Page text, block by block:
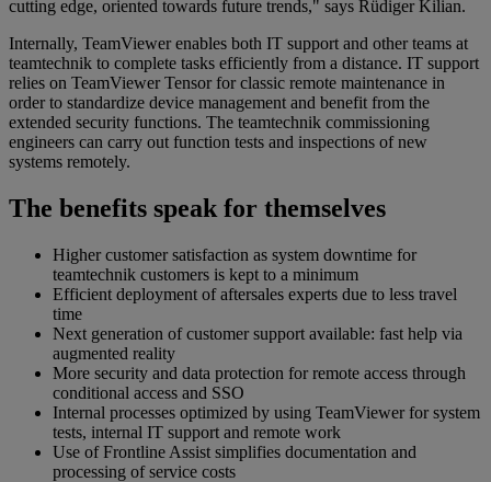
cutting edge, oriented towards future trends," says Rüdiger Kilian.
Internally, TeamViewer enables both IT support and other teams at
teamtechnik to complete tasks efficiently from a distance. IT support
relies on TeamViewer Tensor for classic remote maintenance in
order to standardize device management and benefit from the
extended security functions. The teamtechnik commissioning
engineers can carry out function tests and inspections of new
systems remotely.
The benefits speak for themselves
Higher customer satisfaction as system downtime for
teamtechnik customers is kept to a minimum
Efficient deployment of aftersales experts due to less travel
time
Next generation of customer support available: fast help via
augmented reality
More security and data protection for remote access through
conditional access and SSO
Internal processes optimized by using TeamViewer for system
tests, internal IT support and remote work
Use of Frontline Assist simplifies documentation and
processing of service costs